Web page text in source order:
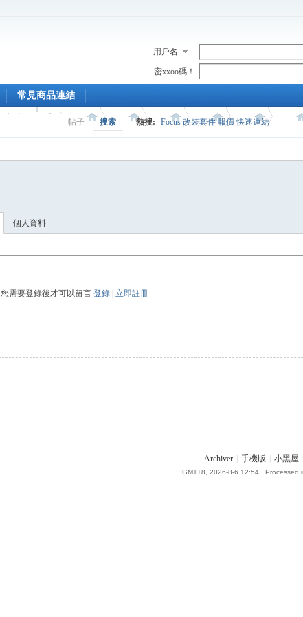
用戶名
密xxoo碼！
常見商品連結
帖子 搜索 熱搜: Focus 改裝套件 報價 快速連結
個人資料
您需要登錄後才可以留言登錄 |立即註冊
Archiver 手機版 小黑屋
GMT+8, 2026-8-6 12:54 , Processed